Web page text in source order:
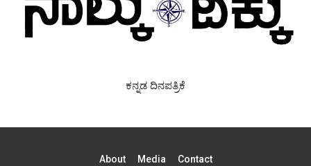
ಕನ್ನಡ ದಿನಪತ್ರಿಕೆ
About Media Contact